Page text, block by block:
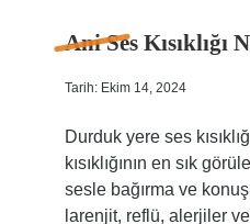
Ani Ses Kısıklığı
Tarih: Ekim 14, 2024
Durduk yere ses
kısıklığının en sık
sesle bağırma ve
larenjit, reflü, alerjiler ve